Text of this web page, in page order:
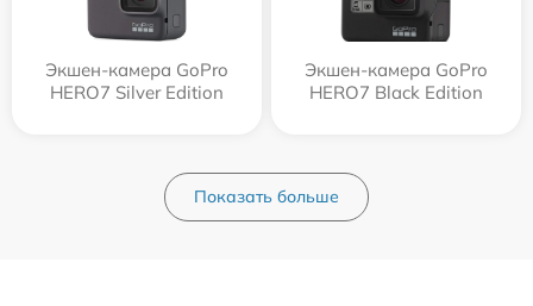
Экшен-камера GoPro
HERO7 Silver Edition
Экшен-камера GoPro
HERO7 Black Edition
Показать больше